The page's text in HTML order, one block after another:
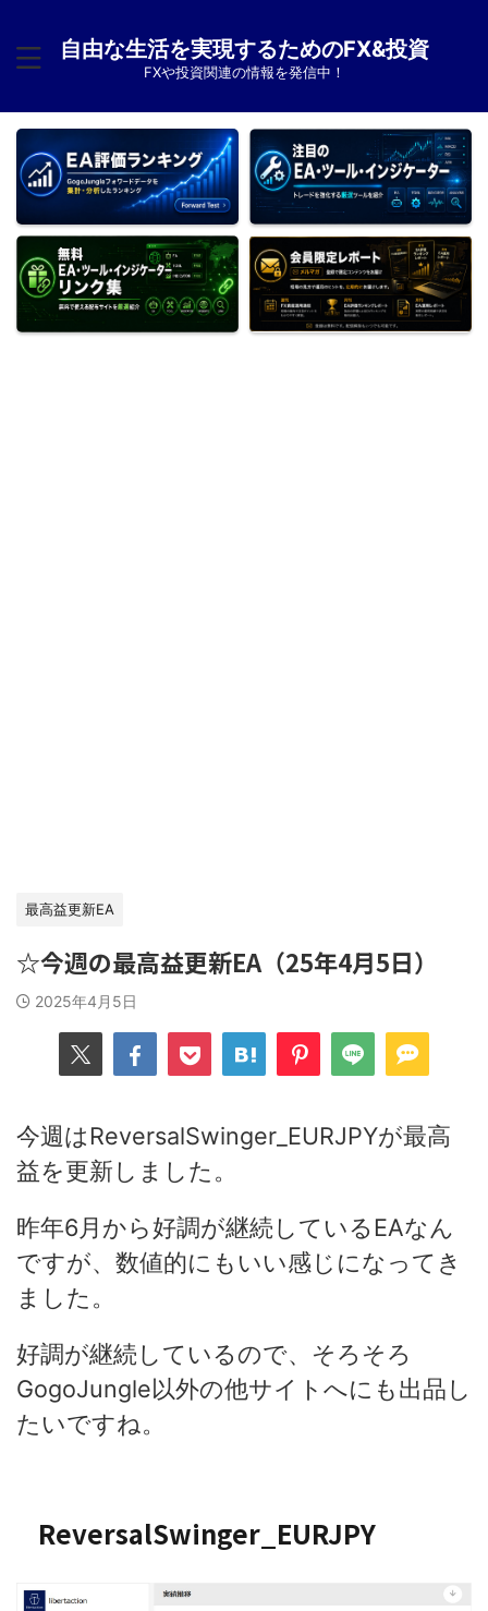
自由な生活を実現するためのFX&投資
FXや投資関連の情報を発信中！
最高益更新EA
☆今週の最高益更新EA（25年4月5日）
2025年4月5日
今週はReversalSwinger_EURJPYが最高
益を更新しました。
昨年6月から好調が継続しているEAなん
ですが、数値的にもいい感じになってき
ました。
好調が継続しているので、そろそろ
GogoJungle以外の他サイトへにも出品し
たいですね。
ReversalSwinger_EURJPY